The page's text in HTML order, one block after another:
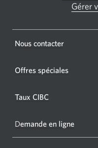
Une
Gérer
Nous contacter
Offres spéciales
Taux CIBC
Demande en ligne